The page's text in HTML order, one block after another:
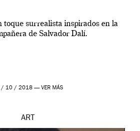
toque surrealista inspirados en la
de Salvador Dalí.
/ 10 / 2018 — VER MÁS
ART